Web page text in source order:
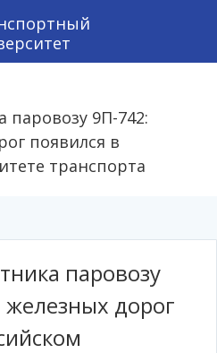
9П-742:
появился в
транспорта
паровозу
дорог